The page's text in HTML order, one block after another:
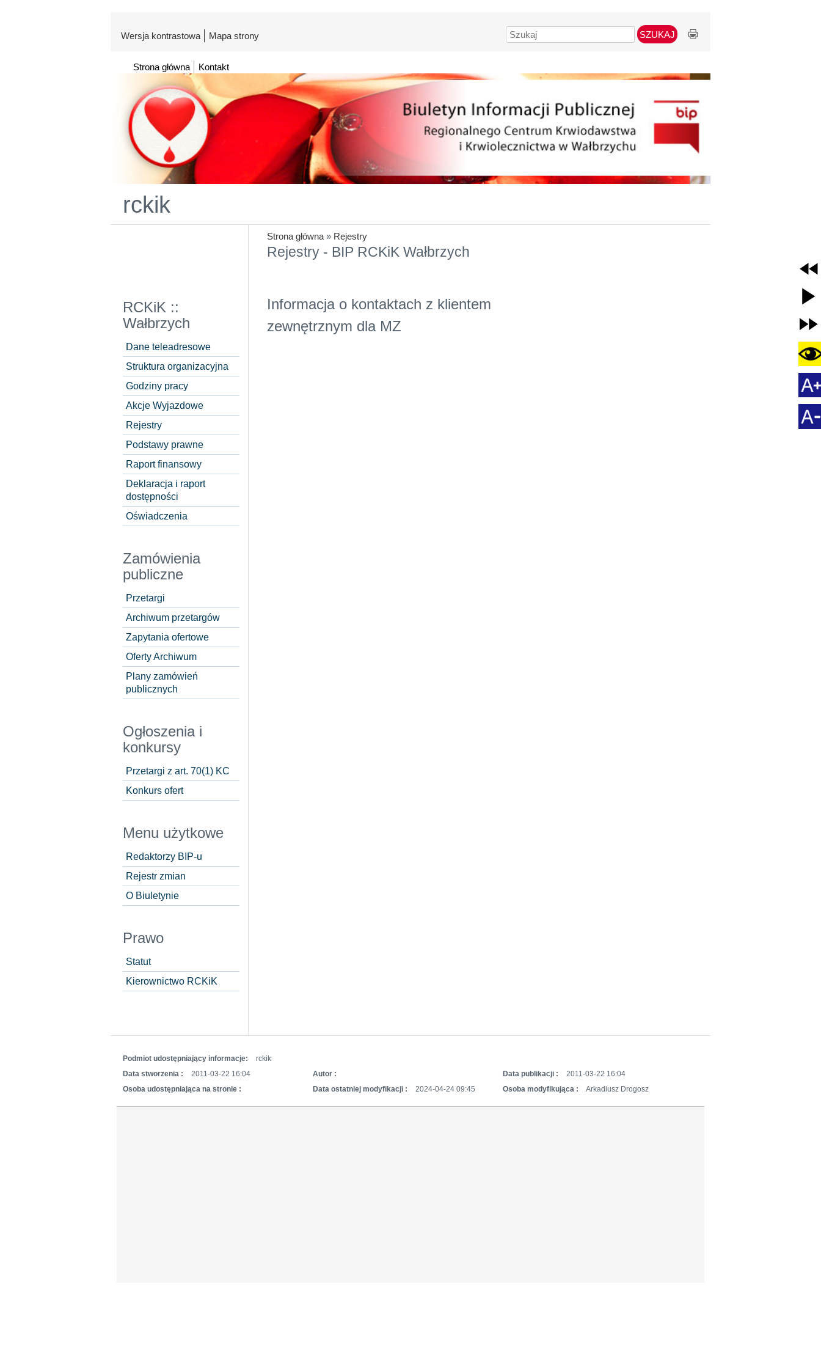
Wersja kontrastowa Mapa strony Szukaj
Strona główna Kontakt
rckik
Strona główna » Rejestry
Rejestry - BIP RCKiK Wałbrzych
RCKiK ::
Wałbrzych
Dane teleadresowe
Struktura organizacyjna
Godziny pracy
Akcje Wyjazdowe
Rejestry
Podstawy prawne
Raport finansowy
Deklaracja i raport
dostępności
Oświadczenia
Zamówienia
publiczne
Przetargi
Archiwum przetargów
Zapytania ofertowe
Oferty Archiwum
Plany zamówień
publicznych
Ogłoszenia i
konkursy
Przetargi z art. 70(1) KC
Konkurs ofert
Menu użytkowe
Redaktorzy BIP-u
Rejestr zmian
O Biuletynie
Prawo
Statut
Kierownictwo RCKiK
Informacja o kontaktach z klientem
zewnętrznym dla MZ
Podmiot udostępniający informacje:
rckik
Data stworzenia :
2011-03-22 16:04 Autor : Data publikacji :
2011-03-22 16:04
Osoba udostępniająca na stronie :
Data ostatniej modyfikacji : 2024-04-24 09:45 Osoba modyfikująca : Arkadiusz Drogosz